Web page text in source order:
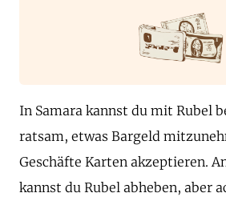
In Samara kannst du mit Rubel
ratsam, etwas Bargeld
Geschäfte Karten akzeptieren.
kannst du Rubel abheben, aber